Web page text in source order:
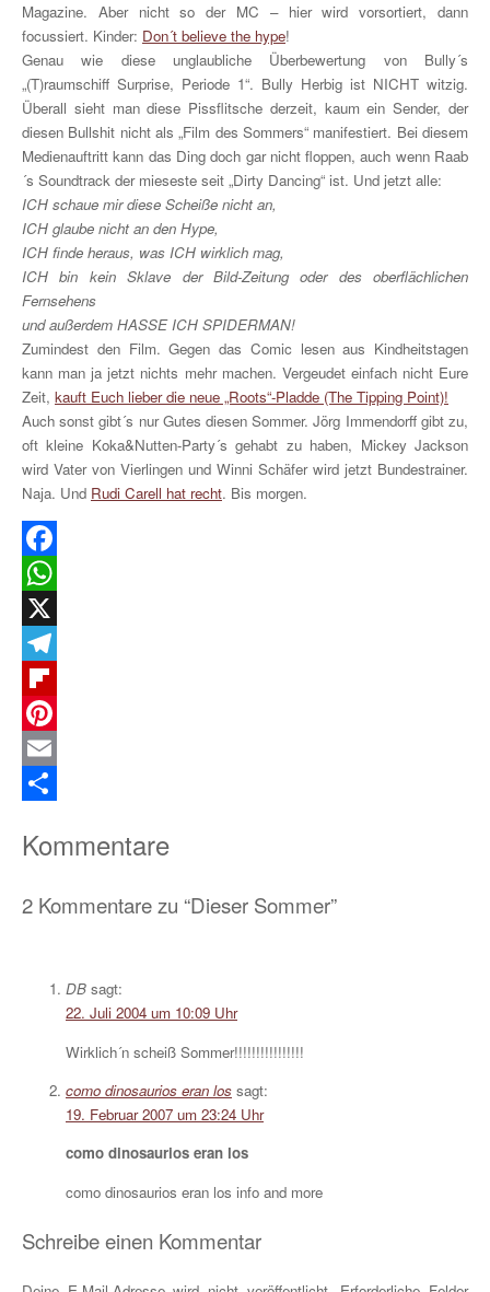
Magazine. Aber nicht so der MC – hier wird vorsortiert, dann
focussiert. Kinder: Don´t believe the hype!
Genau wie diese unglaubliche Überbewertung von Bully´s
„(T)raumschiff Surprise, Periode 1“. Bully Herbig ist NICHT witzig.
Überall sieht man diese Pissflitsche derzeit, kaum ein Sender, der
diesen Bullshit nicht als „Film des Sommers“ manifestiert. Bei diesem
Medienauftritt kann das Ding doch gar nicht floppen, auch wenn Raab
´s Soundtrack der mieseste seit „Dirty Dancing“ ist. Und jetzt alle:
ICH schaue mir diese Scheiße nicht an,
ICH glaube nicht an den Hype,
ICH finde heraus, was ICH wirklich mag,
ICH bin kein Sklave der Bild-Zeitung oder des oberflächlichen
Fernsehens
und außerdem HASSE ICH SPIDERMAN!
Zumindest den Film. Gegen das Comic lesen aus Kindheitstagen
kann man ja jetzt nichts mehr machen. Vergeudet einfach nicht Eure
Zeit, kauft Euch lieber die neue „Roots“-Pladde (The Tipping Point)!
Auch sonst gibt´s nur Gutes diesen Sommer. Jörg Immendorff gibt zu,
oft kleine Koka&Nutten-Party´s gehabt zu haben, Mickey Jackson
wird Vater von Vierlingen und Winni Schäfer wird jetzt Bundestrainer.
Naja. Und Rudi Carell hat recht. Bis morgen.
Facebook
WhatsApp
X
Telegram
Flipboard
Pinterest
Email
Kommentare
2 Kommentare zu “Dieser Sommer”
DB sagt:
22. Juli 2004 um 10:09 Uhr
Wirklich´n scheiß Sommer!!!!!!!!!!!!!!!!
como dinosaurios eran los sagt:
19. Februar 2007 um 23:24 Uhr
como dinosaurios eran los
como dinosaurios eran los info and more
Schreibe einen Kommentar